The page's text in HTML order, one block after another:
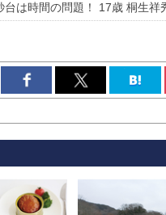
台は時間の問題！ 17歳 桐生祥